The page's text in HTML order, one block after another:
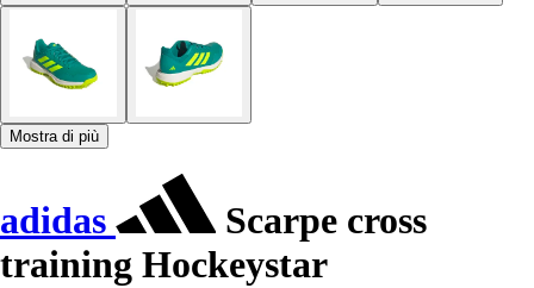
Mostra di più
adidas
Scarpe cross
training Hockeystar